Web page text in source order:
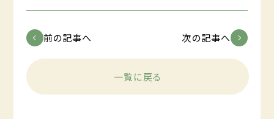
前の記事へ 次の記事へ
一覧に戻る